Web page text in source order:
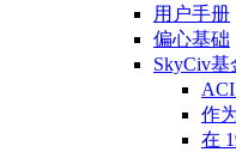
用户手册
偏心基础
SkyCiv基
ACI
作
在